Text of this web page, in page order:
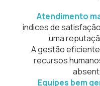
Atendimento
índices de
uma
A gestão eficiente
recursos
Equipes bem